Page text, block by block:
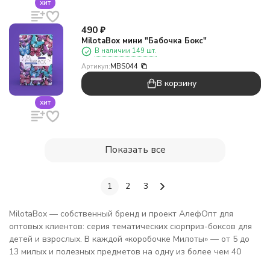
хит
хит
490 ₽
MilotaBox мини "Бабочка Бокс"
В наличии 149 шт.
Артикул:MBS044
В корзину
Показать все
1 2 3
MilotaBox — собственный бренд и проект АлефОпт для
оптовых клиентов: серия тематических сюрприз-боксов для
детей и взрослых. В каждой «коробочке Милоты» — от 5 до
13 милых и полезных предметов на одну из более чем 40